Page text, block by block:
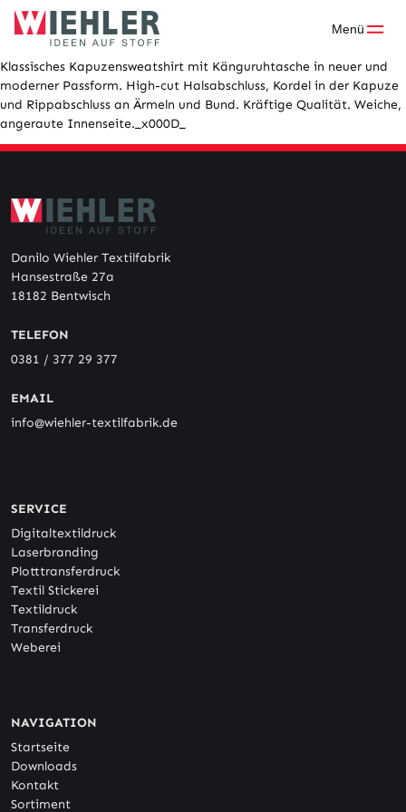
Skip
Menü
Klassisches Kapuzensweatshirt mit Känguruhtasche in neuer und
moderner Passform. High-cut Halsabschluss, Kordel in der Kapuze
und Rippabschluss an Ärmeln und Bund. Kräftige Qualität. Weiche,
angeraute Innenseite._x000D_
Danilo Wiehler Textilfabrik
Hansestraße 27a
18182 Bentwisch
TELEFON
0381 / 377 29 377
EMAIL
info@wiehler-textilfabrik.de
SERVICE
Digitaltextildruck
Laserbranding
Plotttransferdruck
Textil Stickerei
Textildruck
Transferdruck
Weberei
NAVIGATION
Startseite
Downloads
Kontakt
Sortiment